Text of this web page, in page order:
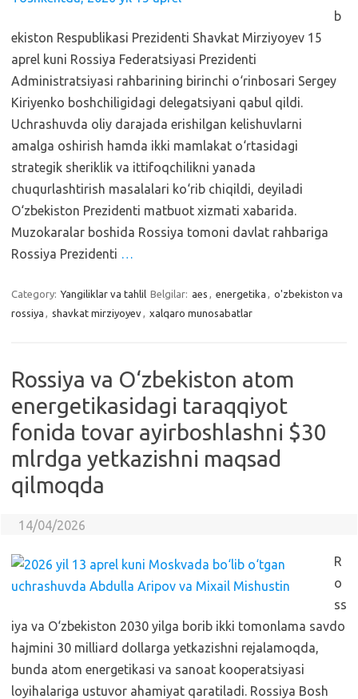
b
ekiston Respublikasi Prezidenti Shavkat Mirziyoyev 15
aprel kuni Rossiya Federatsiyasi Prezidenti
Administratsiyasi rahbarining birinchi o‘rinbosari Sergey
Kiriyenko boshchiligidagi delegatsiyani qabul qildi.
Uchrashuvda oliy darajada erishilgan kelishuvlarni
amalga oshirish hamda ikki mamlakat o‘rtasidagi
strategik sheriklik va ittifoqchilikni yanada
chuqurlashtirish masalalari ko‘rib chiqildi, deyiladi
O‘zbekiston Prezidenti matbuot xizmati xabarida.
Muzokaralar boshida Rossiya tomoni davlat rahbariga
Rossiya Prezidenti …
Category: Yangiliklar va tahlil Belgilar: aes , energetika , o'zbekiston va
rossiya , shavkat mirziyoyev, xalqaro munosabatlar
Rossiya va O‘zbekiston atom
energetikasidagi taraqqiyot
fonida tovar ayirboshlashni $30
mlrdga yetkazishni maqsad
qilmoqda
14/04/2026
R
o
ss
iya va O‘zbekiston 2030 yilga borib ikki tomonlama savdo
hajmini 30 milliard dollarga yetkazishni rejalamoqda,
bunda atom energetikasi va sanoat kooperatsiyasi
loyihalariga ustuvor ahamiyat qaratiladi. Rossiya Bosh